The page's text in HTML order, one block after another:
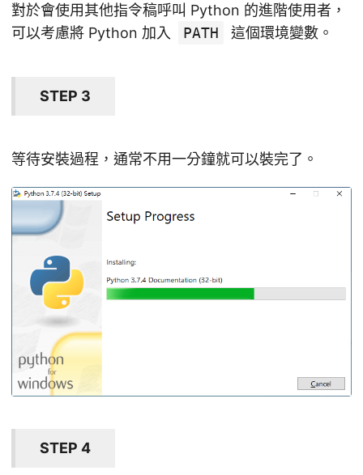
對於會使用其他指令稿呼叫 Python 的進階使用者，
可以考慮將 Python 加入
PATH 這個環境變數。
STEP 3
等待安裝過程，通常不用一分鐘就可以裝完了。
STEP 4